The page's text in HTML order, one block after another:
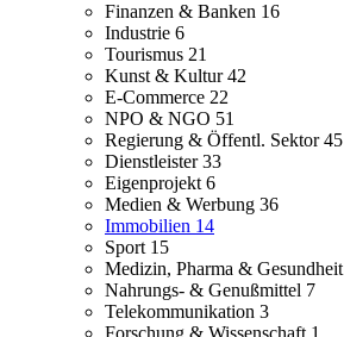
Finanzen & Banken 16
Industrie 6
Tourismus 21
Kunst & Kultur42
E-Commerce 22
NPO & NGO 51
Regierung & Öffentl. Sektor45
Dienstleister33
Eigenprojekt 6
Medien & Werbung 36
Immobilien 14
Sport 15
Medizin, Pharma & Gesundheit
Nahrungs- & Genußmittel 7
Telekommunikation 3